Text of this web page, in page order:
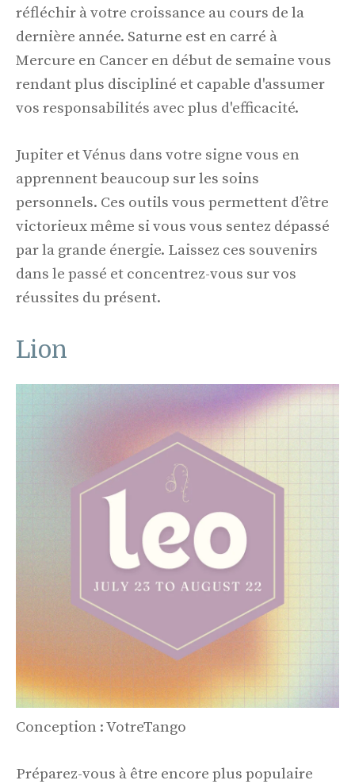
réfléchir à votre croissance au cours de la
dernière année. Saturne est en carré à
Mercure en Cancer en début de semaine vous
rendant plus discipliné et capable d'assumer
vos responsabilités avec plus d'efficacité.
Jupiter et Vénus dans votre signe vous en
apprennent beaucoup sur les soins
personnels. Ces outils vous permettent d’être
victorieux même si vous vous sentez dépassé
par la grande énergie. Laissez ces souvenirs
dans le passé et concentrez-vous sur vos
réussites du présent.
Lion
Conception : VotreTango
Préparez-vous à être encore plus populaire